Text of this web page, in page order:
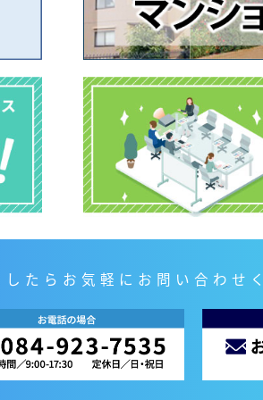
たらお気軽にお問い合わせ